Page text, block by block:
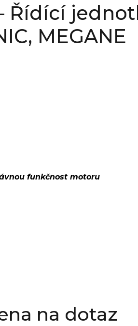
Řídící
MEGANE
funkčnost motoru
na dotaz